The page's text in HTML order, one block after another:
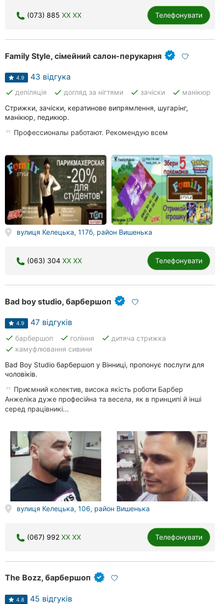
(073) 885 XX XX Телефонувати
Family Style, сімейний салон-перукарня
4.9 43 відгука
done депіляція done догляд за нігтями done зачіски done манікюр
Стрижки, зачіски, кератинове випрямлення, шугарінг,
манікюр, педикюр.
Профессионалы работают. Рекомендую всем
вулиця Келецька, 117б, район Вишенька
(063) 304 XX XX Телефонувати
Bad boy studio, барбершоп
4.9 47 відгуків
done барбершоп done гоління done дитяча стрижка
done камуфлювання сивини
Bad Boy Studio барбершоп у Вінниці, пропонує послуги для
чоловіків.
Приємний колектив, висока якість роботи Барбер
Анжеліка дуже професійна та весела, як в принципі й інші
серед працівникі...
вулиця Келецька, 106, район Вишенька
(067) 992 XX XX Телефонувати
The Bozz, барбершоп
4.8 45 відгуків